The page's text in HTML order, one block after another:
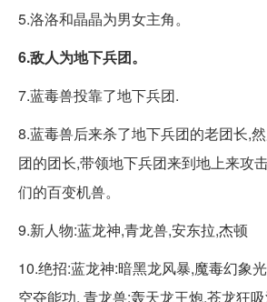
5.洛洛和晶晶为男女主角。
6.敌人为地下兵团。
7.蓝毒兽投靠了地下兵团.
8.蓝毒兽后来杀了地下兵团的老团长,
团的团长,带领地下兵团来到地上来攻
们的百变机兽。
9.新人物:蓝龙神,青龙兽,安东拉,杰顿
10.绝招:蓝龙神:暗黑龙风暴,魔毒幻象
空夺能功, 青龙兽:轰天龙王炮,苍龙狂